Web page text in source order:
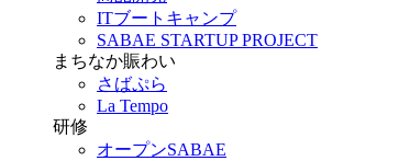
ITブートキャンプ
SABAE STARTUP PROJECT
まちなか賑わい
さばぷら
La Tempo
研修
オープンSABAE